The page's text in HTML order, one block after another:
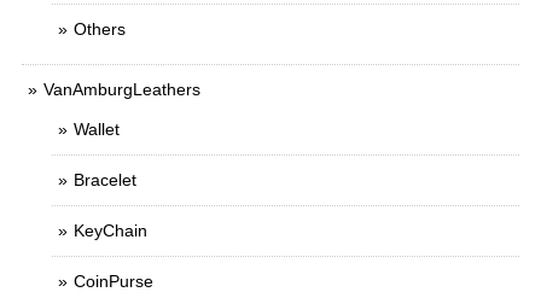
Others
VanAmburgLeathers
Wallet
Bracelet
KeyChain
CoinPurse